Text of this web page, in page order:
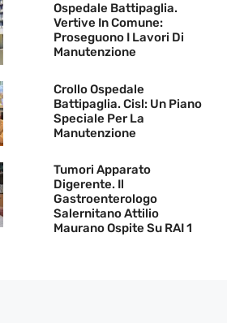
Ospedale Battipaglia.
Vertive In Comune:
Proseguono I Lavori Di
Manutenzione
Crollo Ospedale
Battipaglia. Cisl: Un Piano
Speciale Per La
Manutenzione
Tumori Apparato
Digerente. Il
Gastroenterologo
Salernitano Attilio
Maurano Ospite Su RAI 1